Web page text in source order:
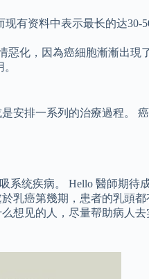
有资料中表示最长的达30-
化，因為癌細胞漸漸出現
安排一系列的治療過程。
统疾病。 Hello 醫師期待
乳癌第幾期，患者的乳頭
想见的人，尽量帮助病人